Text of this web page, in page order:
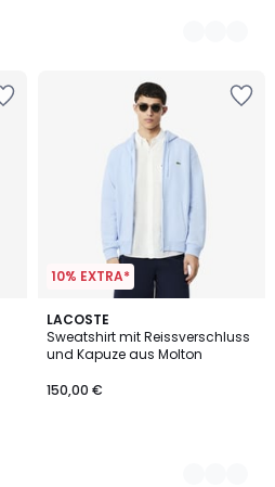
10% EXTRA*
LACOSTE
Sweatshirt mit Reissverschluss
und Kapuze aus Molton
150,00 €
4
Farben